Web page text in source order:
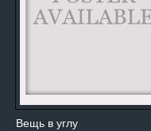
Вещь в углу